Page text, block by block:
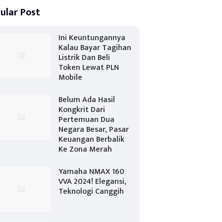
Post
Ini Keuntungannya
Kalau Bayar Tagihan
Listrik Dan Beli
Token Lewat PLN
Mobile
Belum Ada Hasil
Kongkrit Dari
Pertemuan Dua
Negara Besar, Pasar
Keuangan Berbalik
Ke Zona Merah
Yamaha NMAX 160
VVA 2024! Elegansi,
Teknologi Canggih